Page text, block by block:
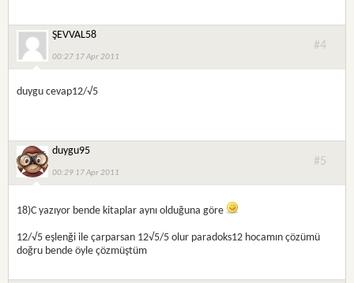
ŞEVVAL58
00:27 17 Apr 2011
#4
duygu cevap12/√5
duygu95
00:29 17 Apr 2011
#5
18)C yazıyor bende kitaplar aynı olduğuna göre
12/√5 eşlenği ile çarparsan 12√5/5 olur paradoks12 hocamın çözümü
doğru bende öyle çözmüştüm